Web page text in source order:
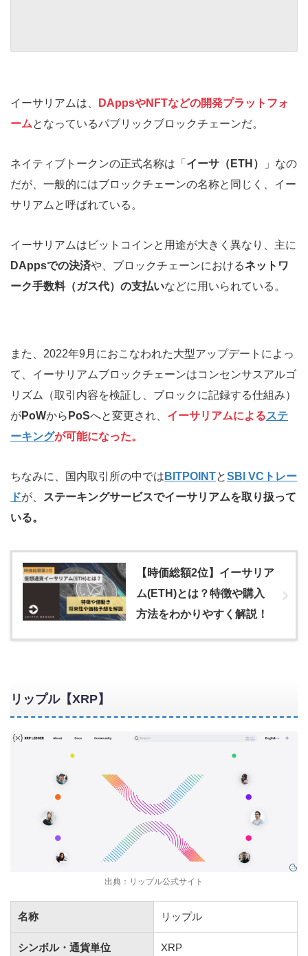
イーサリアムは、
DAppsやNFTなどの開発プラットフォ
ームとなっているパブリックブロックチェーンだ。
ネイティブトークンの正式名称は「 イーサ（ETH）
」なの
だが、一般的にはブロックチェーンの名称と同じく、イー
サリアムと呼ばれている。
イーサリアムはビットコインと用途が大きく異なり、主に
DAppsでの決済や、ブロックチェーンにおけるネットワ
ーク手数料（ガス代）の支払いなどに用いられている。
また、2022年9月におこなわれた大型アップデートによっ
て、イーサリアムブロックチェーンはコンセンサスアルゴ
リズム（取引内容を検証し、ブロックに記録する仕組み）
がPoWから PoSへと変更され、 イーサリアムによるステ
ーキングが可能になった。
ちなみに、国内取引所の中では BITPOINTとSBI VCトレー
ドが、
ステーキングサービスでイーサリアムを取り扱って
いる。
【時価総額2位】イーサリア
ム(ETH)とは？特徴や購入
方法をわかりやすく解説！
リップル【XRP】
出典：リップル公式サイト
名称 リップル
シンボル・通貨単位 XRP